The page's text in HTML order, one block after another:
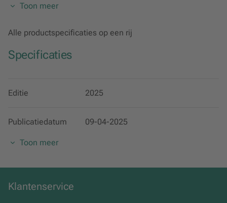
let your imagination soar!
Toon meer
Alle productspecificaties op een rij
Specificaties
Editie 2025
Publicatiedatum 09-04-2025
Toon meer
Klantenservice